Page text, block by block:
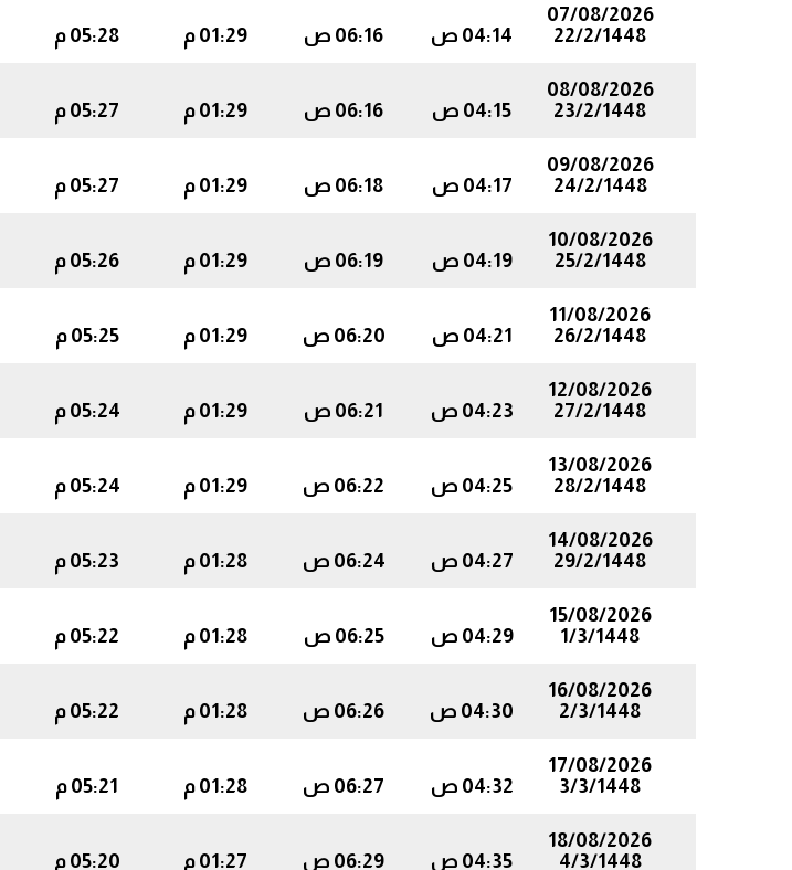
07/08/2026
22/2/1448
04:14 ص 06:16 ص 01:29 م 05:28 م
08/08/2026
23/2/1448
04:15 ص 06:16 ص 01:29 م 05:27 م
09/08/2026
24/2/1448
04:17 ص 06:18 ص 01:29 م 05:27 م
10/08/2026
25/2/1448
04:19 ص 06:19 ص 01:29 م 05:26 م
11/08/2026
26/2/1448
04:21 ص 06:20 ص 01:29 م 05:25 م
12/08/2026
27/2/1448
04:23 ص 06:21 ص 01:29 م 05:24 م
13/08/2026
28/2/1448
04:25 ص 06:22 ص 01:29 م 05:24 م
14/08/2026
29/2/1448
04:27 ص 06:24 ص 01:28 م 05:23 م
15/08/2026
1/3/1448
04:29 ص 06:25 ص 01:28 م 05:22 م
16/08/2026
2/3/1448
04:30 ص 06:26 ص 01:28 م 05:22 م
17/08/2026
3/3/1448
04:32 ص 06:27 ص 01:28 م 05:21 م
18/08/2026
4/3/1448
04:35 ص 06:29 ص 01:27 م 05:20 م